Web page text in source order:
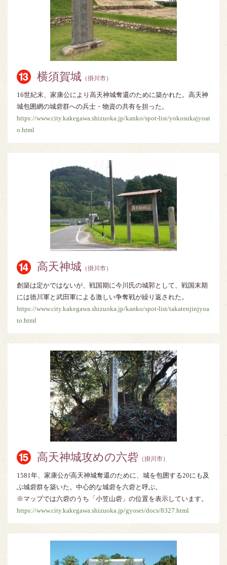
横須賀城 （掛川市）
16世紀末、家康公により高天神城奪還のために築かれた。高天神
城包囲網の城砦群への兵士・物資の共有を担った。
https://www.city.kakegawa.shizuoka.jp/kanko/spot-list/yokosukajyoat
o.html
高天神城 （掛川市）
創築は定かではないが、戦国期に今川氏の城郭として、戦国末期
には徳川軍と武田軍による激しい争奪戦が繰り返された。
https://www.city.kakegawa.shizuoka.jp/kanko/spot-list/takatenjinjyoa
to.html
高天神城攻めの六砦 （掛川市）
1581年、家康公が高天神城奪還のために、城を包囲する20にも及
ぶ城砦群を築いた。中心的な城砦を六砦と呼ぶ。
※マップでは六砦のうち「小笠山砦」の位置を表示しています。
https://www.city.kakegawa.shizuoka.jp/gyosei/docs/8327.html